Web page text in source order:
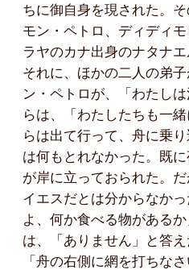
ちに御自身を現された。
モン・ペトロ、ディディ
ラヤのカナ出身のナタナエ
それに、ほかの二人の弟
ン・ペトロが、「わたし
らは、「わたしたちも一
らは出て行って、舟に乗
は何もとれなかった。既
が岸に立っておられた。
イエスだとは分からなか
よ、何か食べる物がある
は、「ありません」と答え
「舟の右側に網を打ちな